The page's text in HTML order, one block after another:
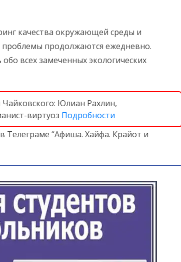
качества окружающей среды и
проблемы продолжаются ежедневно.
всех замеченных экологических
Юлиан Рахлин,
виртуоз Подробности
Телеграме “Афиша. Хайфа. Крайот и